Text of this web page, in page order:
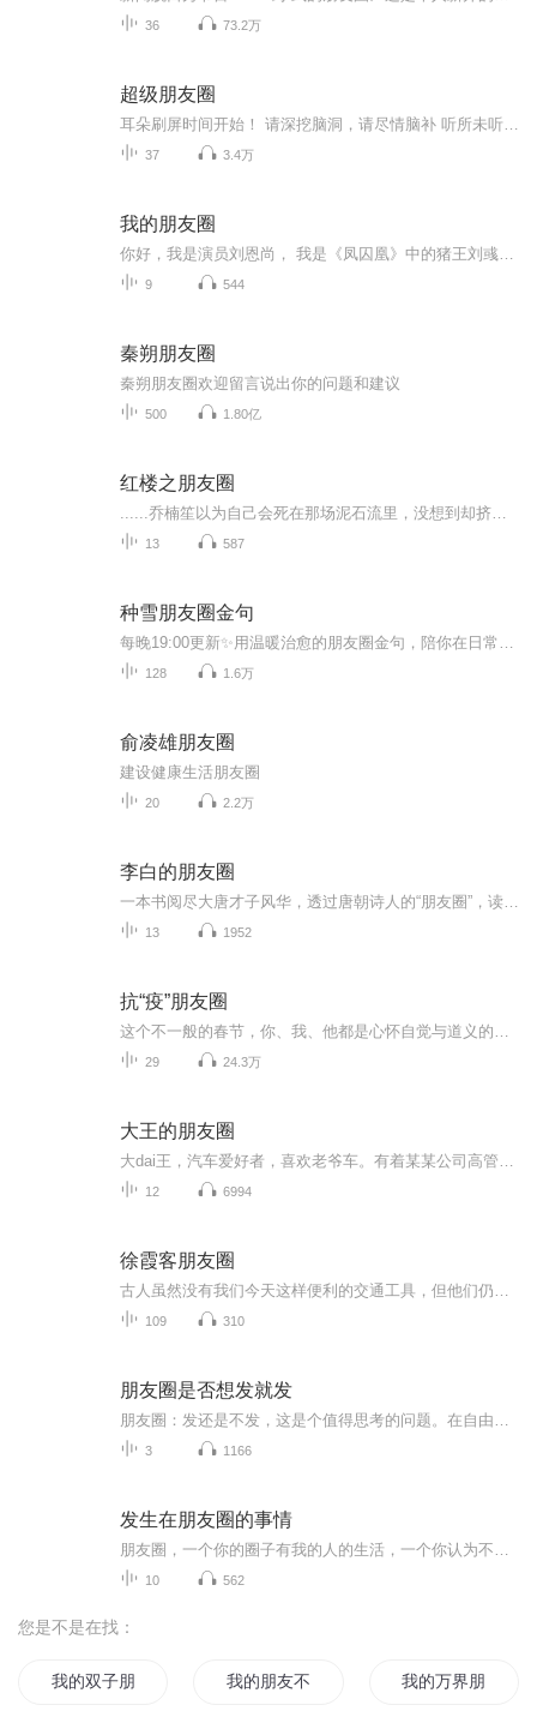
36 73.2万
超级朋友圈
37 3.4万
我的朋友圈
9 544
秦朔朋友圈
秦朔朋友圈欢迎留言说出你的问题和建议
500 1.80亿
红楼之朋友圈
13 587
种雪朋友圈金句
128 1.6万
俞凌雄朋友圈
建设健康生活朋友圈
20 2.2万
李白的朋友圈
13 1952
抗“疫”朋友圈
29 24.3万
大王的朋友圈
12 6994
徐霞客朋友圈
109 310
朋友圈是否想发就发
3 1166
发生在朋友圈的事情
10 562
您是不是在找：
我的双子朋友 我的朋友不可能那么少 我的万界朋友圈